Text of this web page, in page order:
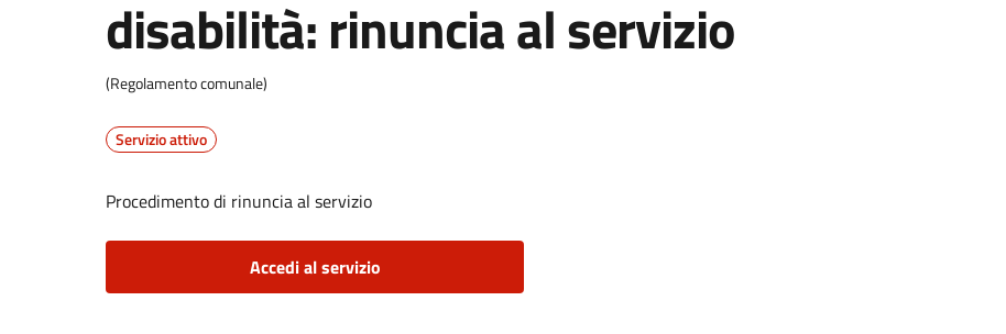
disabilità: rinuncia al servizio
(Regolamento comunale)
Servizio attivo
Procedimento di rinuncia al servizio
Accedi al servizio